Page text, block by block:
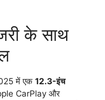
के साथ
में एक 12.3-इंच
CarPlay और